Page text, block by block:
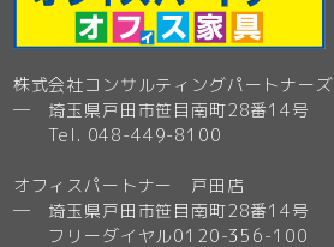
株式会社コンサルティングパートナーズ
─ 埼玉県戸田市笹目南町28番14号
Tel. 048-449-8100
オフィスパートナー 戸田店
─ 埼玉県戸田市笹目南町28番14号
フリーダイヤル0120-356-100